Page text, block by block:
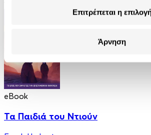
Επιτρέπεται η
Άρνηση
eBook
Τα Παιδιά του Ντιούν